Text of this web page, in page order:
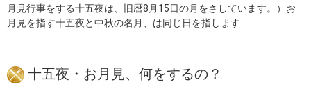
月見行事をする十五夜は、旧暦8月15日の月をさしています。）お
月見を指す十五夜と中秋の名月、は同じ日を指します
十五夜・お月見、何をするの？